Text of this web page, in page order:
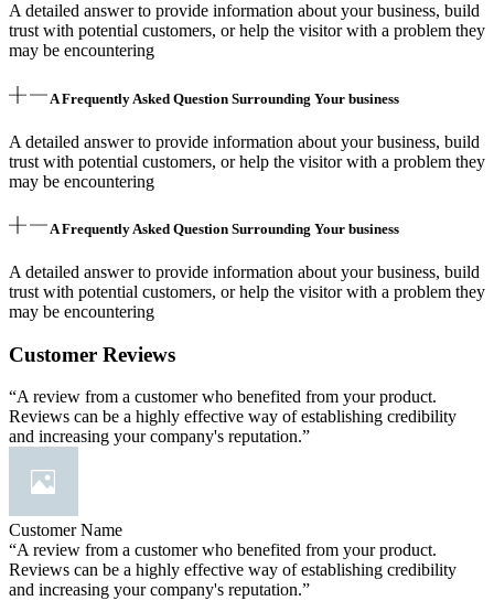
A detailed answer to provide information about your business, build
trust with potential customers, or help the visitor with a problem they
may be encountering
A Frequently Asked Question Surrounding Your business
A detailed answer to provide information about your business, build
trust with potential customers, or help the visitor with a problem they
may be encountering
A Frequently Asked Question Surrounding Your business
A detailed answer to provide information about your business, build
trust with potential customers, or help the visitor with a problem they
may be encountering
Customer Reviews
“A review from a customer who benefited from your product.
Reviews can be a highly effective way of establishing credibility
and increasing your company's reputation.”
Customer Name
“A review from a customer who benefited from your product.
Reviews can be a highly effective way of establishing credibility
and increasing your company's reputation.”